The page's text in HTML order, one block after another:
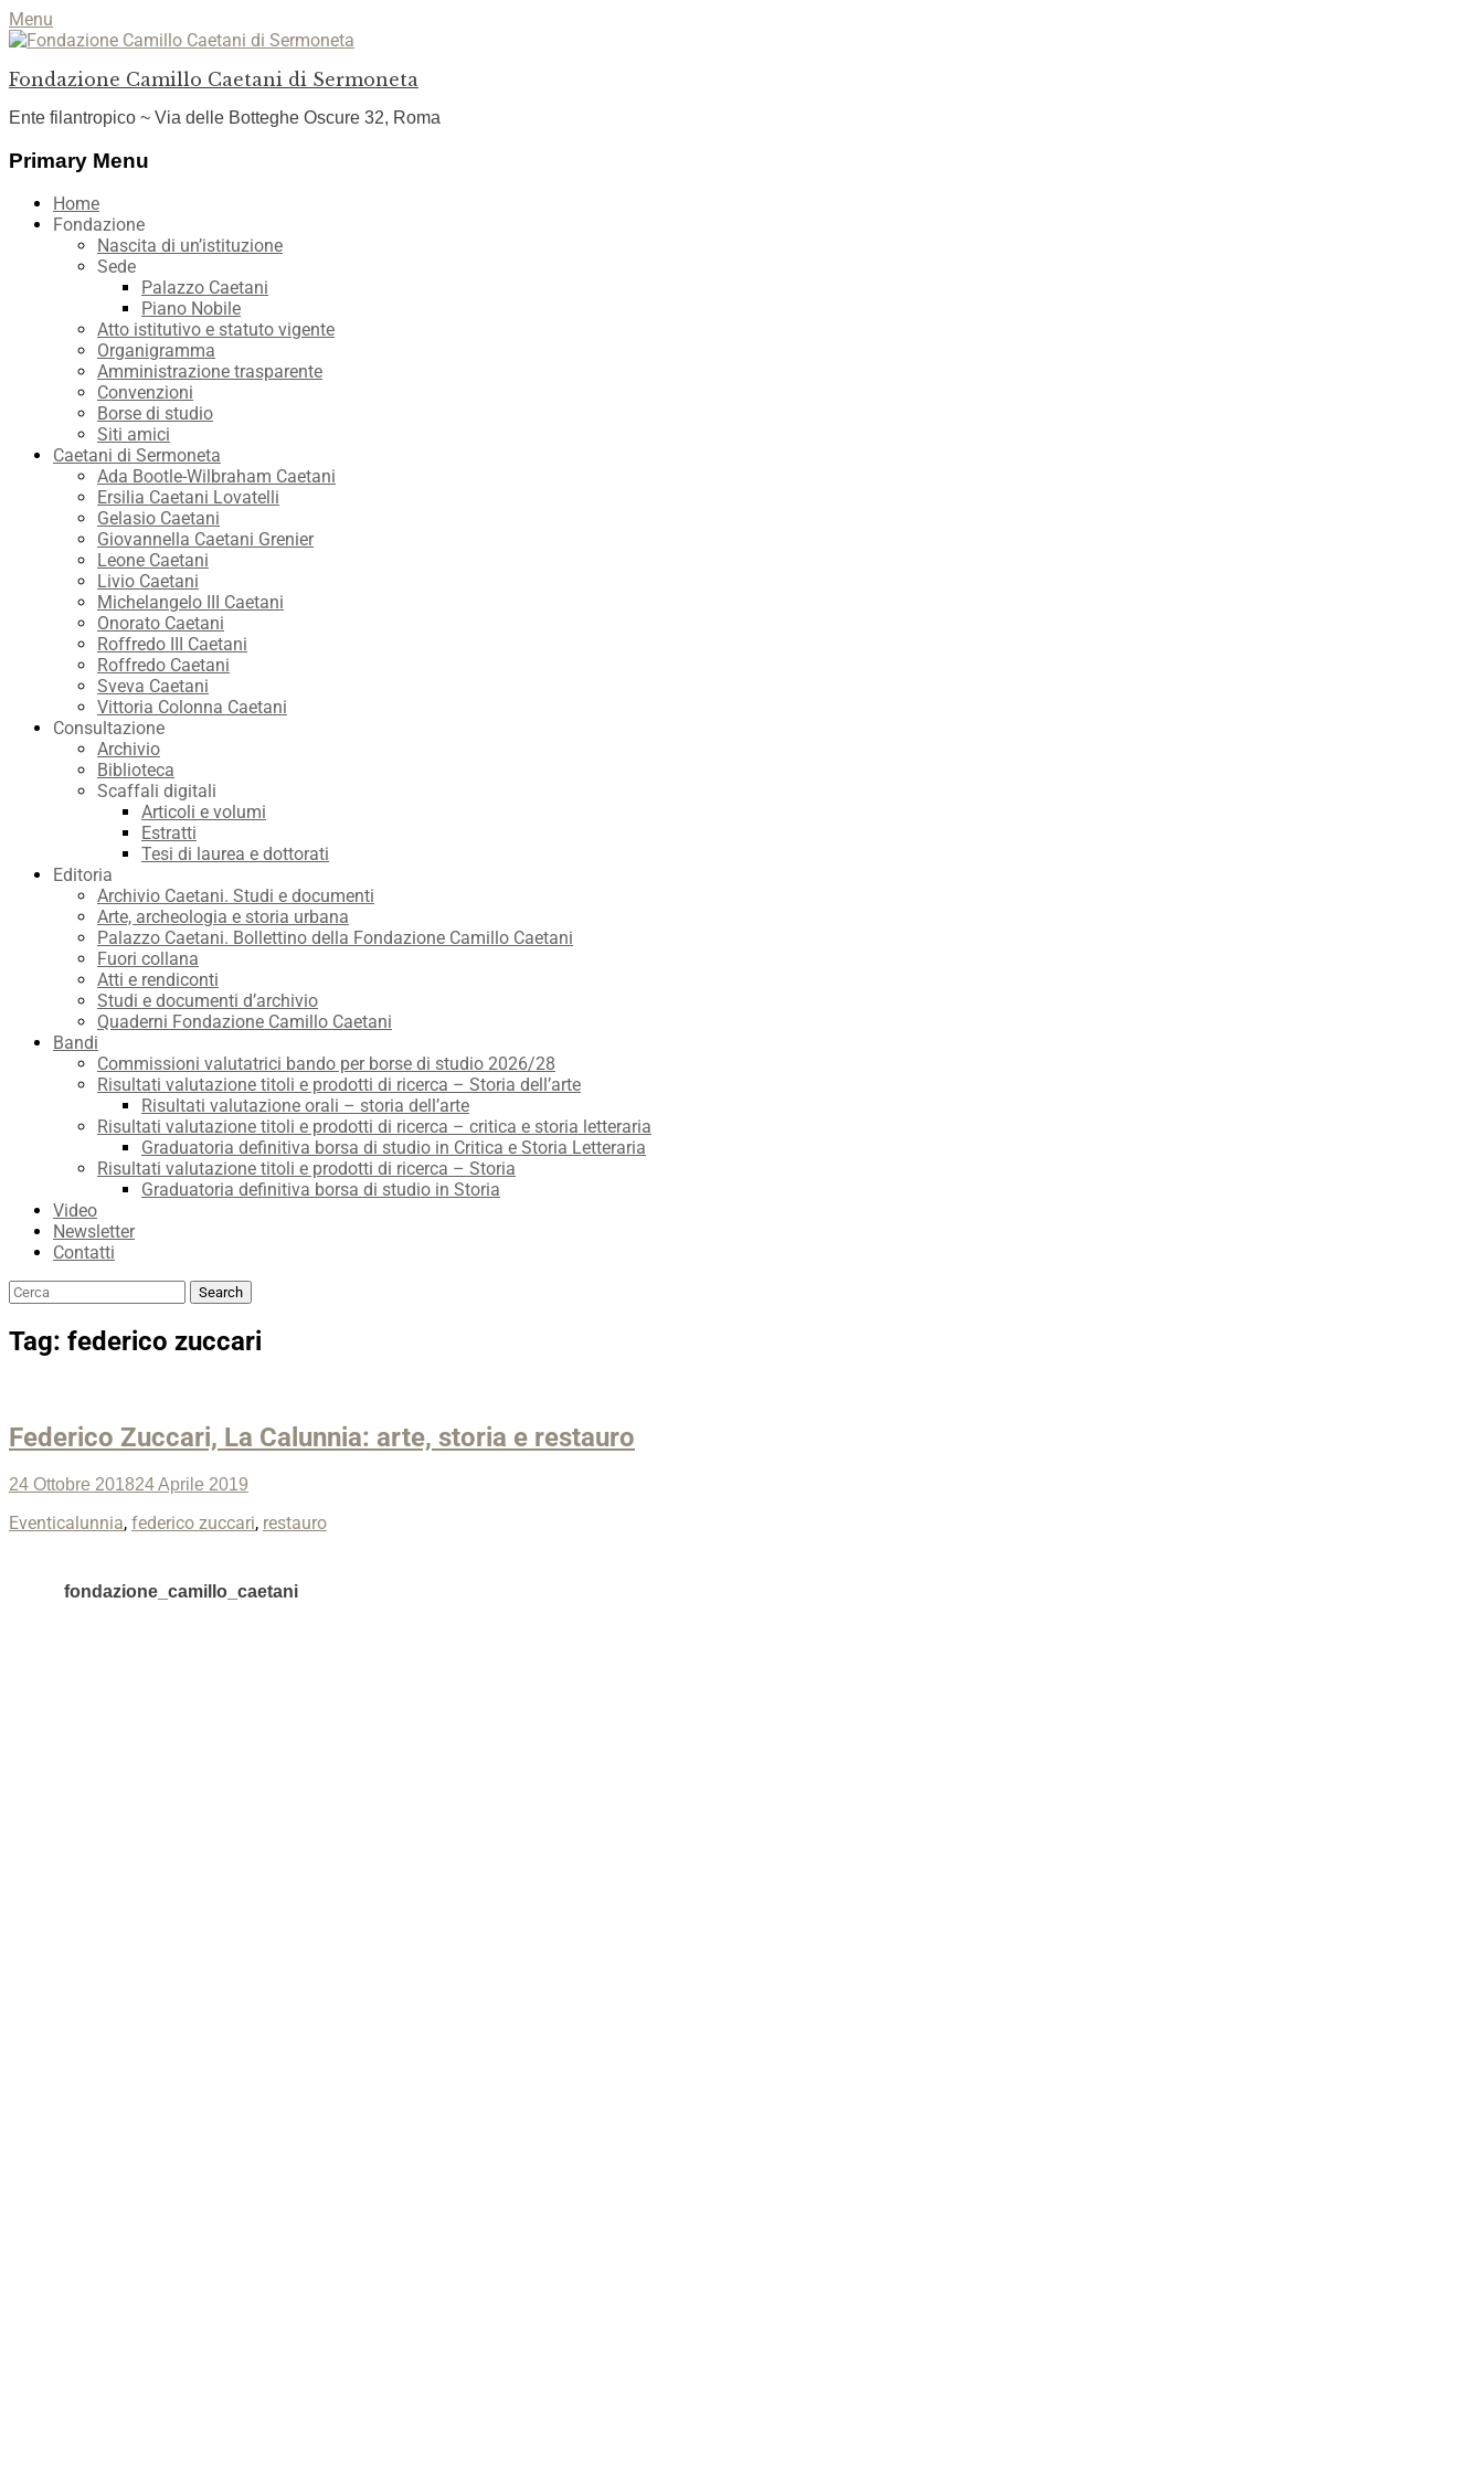
Menu
Fondazione Camillo Caetani di Sermoneta
Ente filantropico ~ Via delle Botteghe Oscure 32, Roma
Facebook
YouTube
Instagram
Primary Menu
Skip
Home
Fondazione
Nascita di un’istituzione
Sede
Palazzo Caetani
Piano Nobile
Atto istitutivo e statuto vigente
Organigramma
Amministrazione trasparente
Convenzioni
Borse di studio
Siti amici
Caetani di Sermoneta
Ada Bootle-Wilbraham Caetani
Ersilia Caetani Lovatelli
Gelasio Caetani
Giovannella Caetani Grenier
Leone Caetani
Livio Caetani
Michelangelo III Caetani
Onorato Caetani
Roffredo III Caetani
Roffredo Caetani
Sveva Caetani
Vittoria Colonna Caetani
Consultazione
Archivio
Biblioteca
Scaffali digitali
Articoli e volumi
Estratti
Tesi di laurea e dottorati
Editoria
Archivio Caetani. Studi e documenti
Arte, archeologia e storia urbana
Palazzo Caetani. Bollettino della Fondazione Camillo Caetani
Fuori collana
Atti e rendiconti
Studi e documenti d’archivio
Quaderni Fondazione Camillo Caetani
Bandi
Commissioni valutatrici bando per borse di studio 2026/28
Risultati valutazione titoli e prodotti di ricerca – Storia dell’arte
Risultati valutazione orali – storia dell’arte
Risultati valutazione titoli e prodotti di ricerca – critica e storia letteraria
Graduatoria definitiva borsa di studio in Critica e Storia Letteraria
Risultati valutazione titoli e prodotti di ricerca – Storia
Graduatoria definitiva borsa di studio in Storia
Video
Newsletter
Contatti
Search
Search
Tag: federico zuccari
Federico Zuccari, La Calunnia: arte, storia e restauro
Posted
24 Ottobre 201824 Aprile 2019
Categories
EventiTags
calunnia, federico zuccari, restauro
fondazione_camillo_caetani